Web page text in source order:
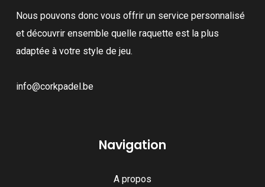
Nous pouvons donc vous offrir un service personnalisé
et découvrir ensemble quelle raquette est la plus
adaptée à votre style de jeu.
info@corkpadel.be
Navigation
A propos